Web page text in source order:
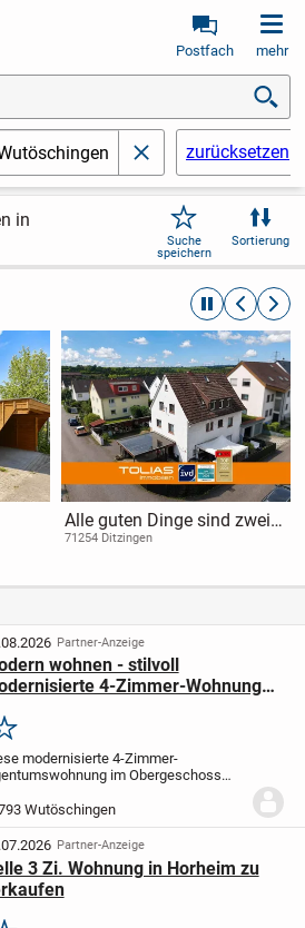
Postfach mehr
schließenzurücksetzen
in
Suche
speichern
Sortierung
automatische
Alle guten Dinge sind zwei:
Zweifamilienhaus mit
Wohnmöglichkeiten
71254 Ditzingen
Partner-Anzeige
wohnen - stilvoll
4-Zimmer-Wohnung
Merken
modernisierte 4-Zimmer-
im Obergeschoss
mit rund 118 m² Wohnfläche,
durchdachten Raumaufteilung und
zentralen,...
Wutöschingen
Partner-Anzeige
3 Zi. Wohnung in Horheim zu